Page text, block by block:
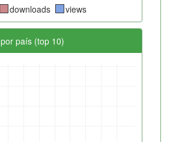
downloads views
país (top 10)